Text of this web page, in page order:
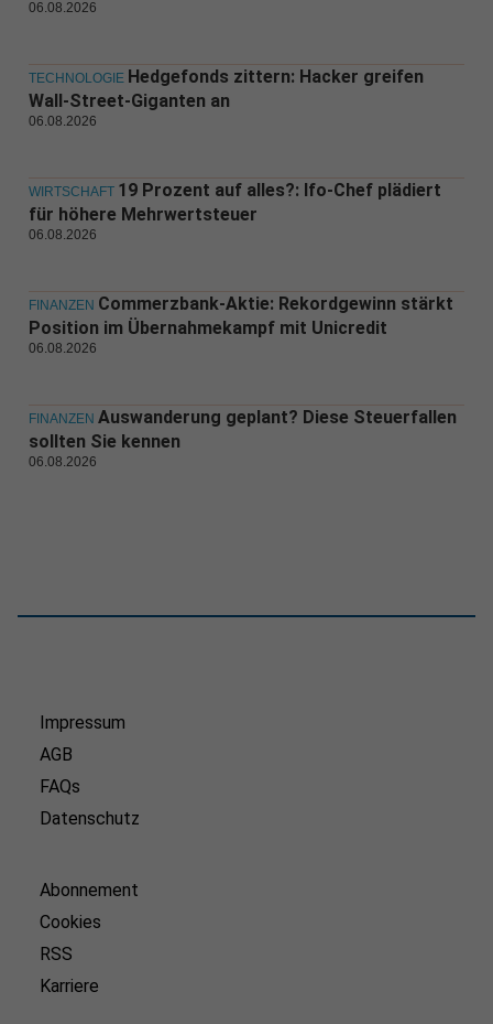
06.08.2026
TECHNOLOGIE Hedgefonds zittern: Hacker greifen
Wall-Street-Giganten an
06.08.2026
WIRTSCHAFT 19 Prozent auf alles?: Ifo-Chef plädiert
für höhere Mehrwertsteuer
06.08.2026
FINANZEN Commerzbank-Aktie: Rekordgewinn stärkt
Position im Übernahmekampf mit Unicredit
06.08.2026
FINANZEN Auswanderung geplant? Diese Steuerfallen
sollten Sie kennen
06.08.2026
Impressum
AGB
FAQs
Datenschutz
Abonnement
Cookies
RSS
Karriere